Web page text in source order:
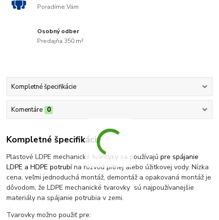
Poradíme Vám
Osobný odber
Predajňa 350 m²
Kompletné špecifikácie
Komentáre 0
Kompletné špecifikácie
Plastové LDPE mechanické tvarovky sa používajúpre spájanie
LDPE a HDPE potrubína rozvod pitnej alebo úžitkovej vody. Nízka
cena, veľmi jednoduchá montáž, demontáž a opakovaná montáž je
dôvodom, že LDPE mechanické tvarovky sú najpoužívanejšie
materiály na spájanie potrubia v zemi.
Tvarovky možno použiť pre: